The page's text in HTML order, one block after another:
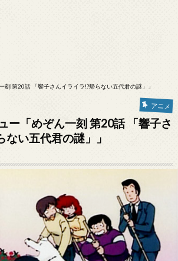
刻 第20話 「響子さんイライラ!?帰らない五代君の謎」」
アニメ
ー「めぞん一刻 第20話 「響子さ
ない五代君の謎」」